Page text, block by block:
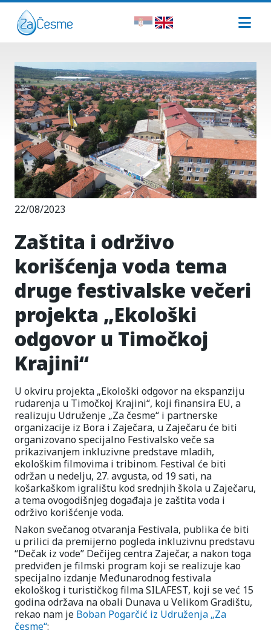
22/08/2023
Zaštita i održivo
korišćenja voda tema
druge festivalske večeri
projekta „Ekološki
odgovor u Timočkoj
Krajini“
U okviru projekta „Ekološki odgovor na ekspanziju
rudarenja u Timočkoj Krajini“, koji finansira EU, a
realizuju Udruženje „Za česme“ i partnerske
organizacije iz Bora i Zaječara, u Zaječaru će biti
organizovano specijalno Festivalsko veče sa
prikazivanjem inkluzivne predstave mladih,
ekološkim filmovima i tribinom. Festival će biti
održan u nedelju, 27. avgusta, od 19 sati, na
košarkaškom igralištu kod srednjih škola u Zaječaru,
a tema ovogodišnjeg događaja je zaštita voda i
održivo korišćenje voda.
Nakon svečanog otvaranja Festivala, publika će biti
u prilici da premijerno pogleda inkluzivnu predstavu
“Dečak iz vode” Dečijeg centra Zaječar, a nakon toga
predviđen je filmski program koji se realizuje kao
specijalno izdanje Međunarodnog festivala
ekološkog i turističkog filma SILAFEST, koji se već 15
godina održava na obali Dunava u Velikom Gradištu,
rekao nam je Boban Pogarčić iz Udruženja „Za
česme“: